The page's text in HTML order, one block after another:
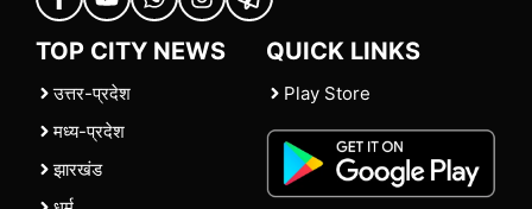
TOP CITY NEWS
उत्तर-प्रदेश
मध्य-प्रदेश
झारखंड
QUICK LINKS
Play Store